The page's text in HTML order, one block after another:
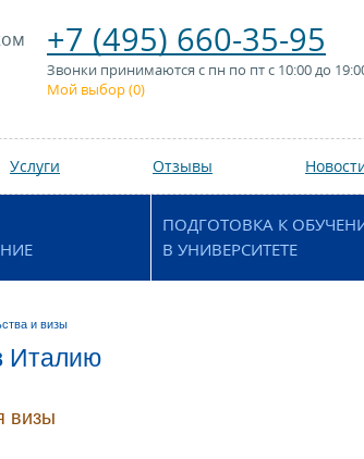
+7 (495) 660-35-95
Звонки принимаются с пн по пт с 10:00 до
Мой выбор (0)
Услуги Отзывы
ПОДГОТОВКА К
В УНИВЕРСИТЕТЕ
и визы
Италию
визы